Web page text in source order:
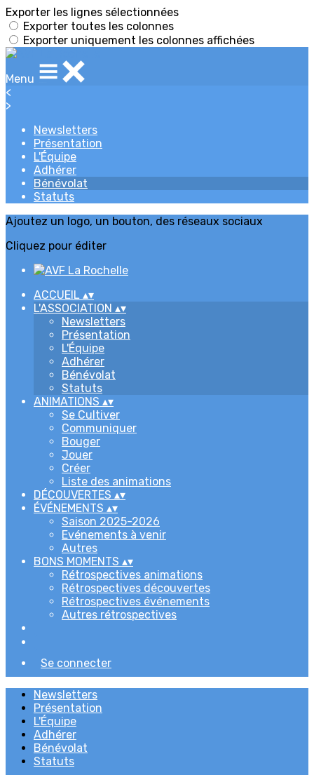
Exporter les lignes sélectionnées
Exporter toutes les colonnes
Exporter uniquement les colonnes affichées
Menu
<
>
Newsletters
Présentation
L'Équipe
Adhérer
Bénévolat
Statuts
Ajoutez un logo, un bouton, des réseaux sociaux
Cliquez pour éditer
ACCUEIL ▴▾
L'ASSOCIATION ▴▾
Newsletters
Présentation
L'Équipe
Adhérer
Bénévolat
Statuts
ANIMATIONS ▴▾
Se Cultiver
Communiquer
Bouger
Jouer
Créer
Liste des animations
DÉCOUVERTES ▴▾
ÉVÉNEMENTS ▴▾
Saison 2025-2026
Evénements à venir
Autres
BONS MOMENTS ▴▾
Rétrospectives animations
Rétrospectives découvertes
Rétrospectives événements
Autres rétrospectives
Se connecter
Newsletters
Présentation
L'Équipe
Adhérer
Bénévolat
Statuts